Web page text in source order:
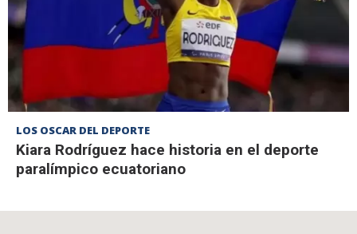
LOS OSCAR DEL DEPORTE
Kiara Rodríguez hace historia en el deporte
paralímpico ecuatoriano